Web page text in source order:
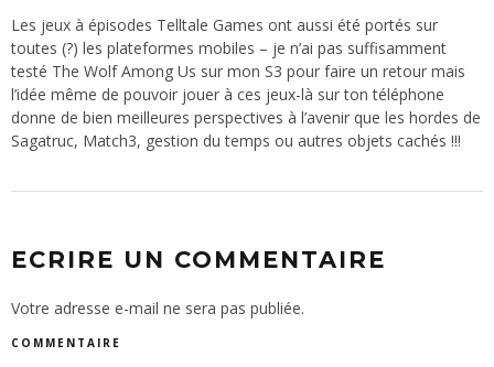
Les jeux à épisodes Telltale Games ont aussi été portés sur
toutes (?) les plateformes mobiles – je n’ai pas suffisamment
testé The Wolf Among Us sur mon S3 pour faire un retour mais
l’idée même de pouvoir jouer à ces jeux-là sur ton téléphone
donne de bien meilleures perspectives à l’avenir que les hordes de
Sagatruc, Match3, gestion du temps ou autres objets cachés !!!
ECRIRE UN COMMENTAIRE
Votre adresse e-mail ne sera pas publiée.
COMMENTAIRE